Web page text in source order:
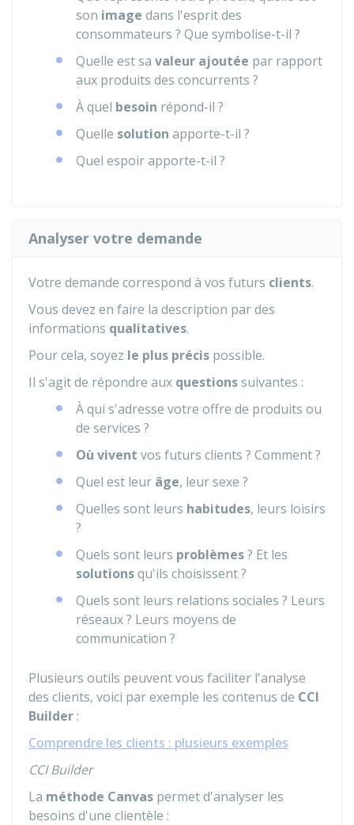
son image dans l'esprit des
consommateurs ? Que symbolise-t-il ?
Quelle est sa valeur ajoutée par rapport
aux produits des concurrents ?
À quel besoin répond-il ?
Quelle solution apporte-t-il ?
Quel espoir apporte-t-il ?
Analyser votre demande
Votre demande correspond à vos futurs clients.
Vous devez en faire la description par des
informations qualitatives.
Pour cela, soyez le plus précis possible.
Il s'agit de répondre aux questionssuivantes :
À qui s'adresse votre offre de produits ou
de services ?
Où vivent vos futurs clients ? Comment ?
Quel est leur âge, leur sexe ?
Quelles sont leurs habitudes, leurs loisirs
?
Quels sont leurs problèmes? Et les
solutionsqu'ils choisissent ?
Quels sont leurs relations sociales ? Leurs
réseaux ? Leurs moyens de
communication ?
Plusieurs outils peuvent vous faciliter l'analyse
des clients, voici par exemple les contenus de CCI
Builder :
Comprendre les clients : plusieurs exemples
CCI Builder
La méthode Canvas permet d'analyser les
besoins d'une clientèle :